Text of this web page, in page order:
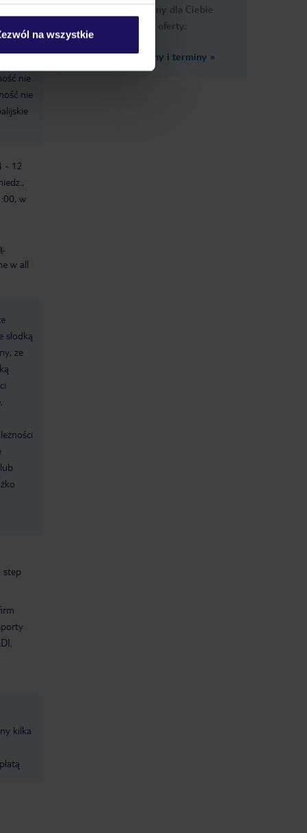
na wszystkie
nie
nie
- 12
w
w all
słodką
ze
step
kilka
Przygotowaliśmy dla Ciebie
podobne oferty:
Zobacz inne ceny i terminy »